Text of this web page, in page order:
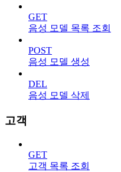
GET
음성 모델 목록 조회
POST
음성 모델 생성
DEL
음성 모델 삭제
고객
GET
고객 목록 조회